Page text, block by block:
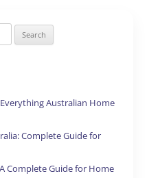
Australian Home
Complete Guide for
Complete Guide for Home